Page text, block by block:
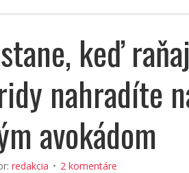
keď
nahradíte
avokádom
redakcia 2 komentáre